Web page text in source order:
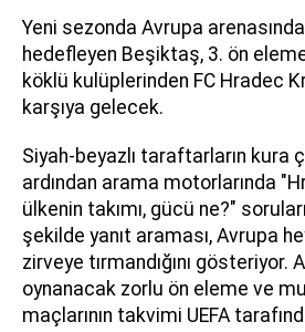
Yeni sezonda Avrupa
hedefleyen Beşiktaş, 3. ön
köklü kulüplerinden FC Hradec
karşıya gelecek.
Siyah-beyazlı taraftarların kura
ardından arama motorlarında
ülkenin takımı, gücü ne?"
şekilde yanıt araması, Avrupa
zirveye tırmandığını gösteriyor.
oynanacak zorlu ön eleme ve
maçlarının takvimi UEFA